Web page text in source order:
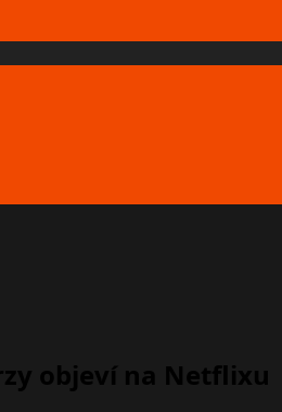
objeví na Netflixu